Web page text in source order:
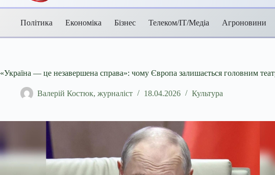
Політика Економіка Бізнес Телеком/ІТ/Медіа Агроновини
«Україна — це незавершена справа»: чому Європа залишається головним
Валерій Костюк, журналіст 18.04.2026 Культура